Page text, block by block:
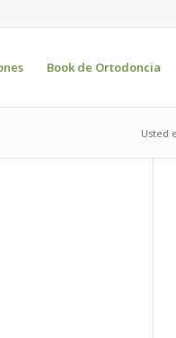
Book de Ortodoncia
Usted